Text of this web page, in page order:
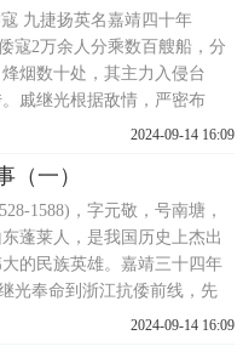
后来先后取得横屿大捷、平海
战的
九捷扬英名嘉靖四十年
寇2万余人分乘数百艘船，分
烟数十处，其主力入侵台
戚继光根据敌情，严密布
。二十二日晨，戚继光率主力
阵，仅半个时辰就杀敌数百
而逃，戚家军无一阵亡。二十
人王氏在
2024-09-14 16:09
（一）
1588)，字元敬，号南塘，
蓬莱人，是我国历史上杰出
的民族英雄。嘉靖三十四年
光奉命到浙江抗倭前线，先
书，前后转任宁绍台参将，台
2024-09-14 16:09